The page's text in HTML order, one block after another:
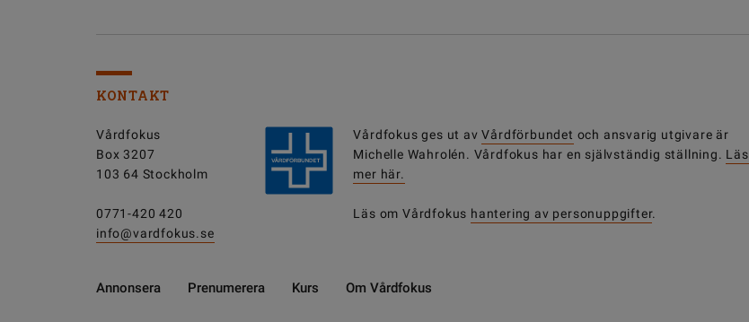
KONTAKT
Vårdfokus
Box 3207
103 64 Stockholm
0771-420 420
info@vardfokus.se
Vårdfokus ges ut avVårdförbundet och ansvarig utgivare är
Michelle Wahrolén. Vårdfokus har en självständig ställning. Läs
mer här.
Läs om Vårdfokus hantering av personuppgifter.
Annonsera Prenumerera Kurs Om Vårdfokus